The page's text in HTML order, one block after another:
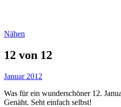
Nähen
12 von 12
Januar 2012
Was für ein wunderschöner 12.
Genäht. Seht einfach selbst!